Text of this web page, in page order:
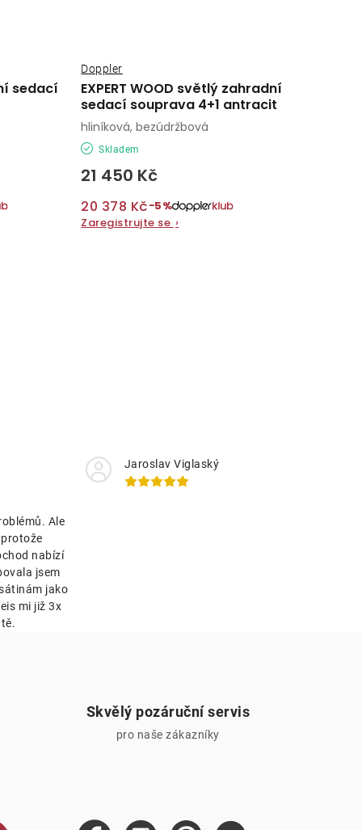
sedací
EXPERT WOOD světlý zahradní
sedací souprava 4+1 antracit
Doppler
Skladem
21 450 Kč
20 378 Kč−5%
Zaregistrujte se ›
hliníková, bezúdržbová
Ale
nabízí
jsem
jako
mi již 3x
Jaroslav Viglaský
Skvělý pozáruční servis
pro naše zákazníky